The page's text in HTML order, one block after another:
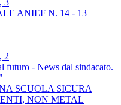
3
ANIEF N. 14 - 13
2
futuro - News dal sindacato.
SCUOLA SICURA
NON METAL